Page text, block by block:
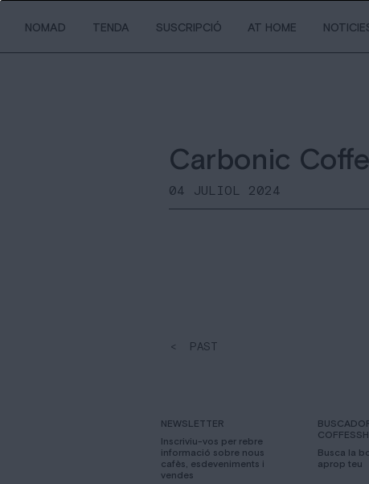
NOMAD TENDA SUSCRIPCIÓ AT HOME
Carbonic
04 JULIOL 2024
< PAST
NEWSLETTER
Inscriviu-vos per rebre
informació sobre nous
cafès, esdeveniments i
vendes
Busca la
aprop teu